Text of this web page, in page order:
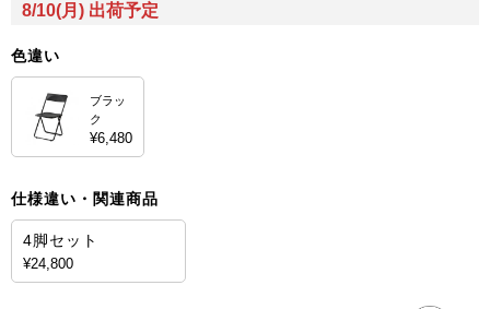
8/10(月) 出荷予定
色違い
ブラッ
ク
¥6,480
仕様違い・関連商品
4脚セット
¥24,800